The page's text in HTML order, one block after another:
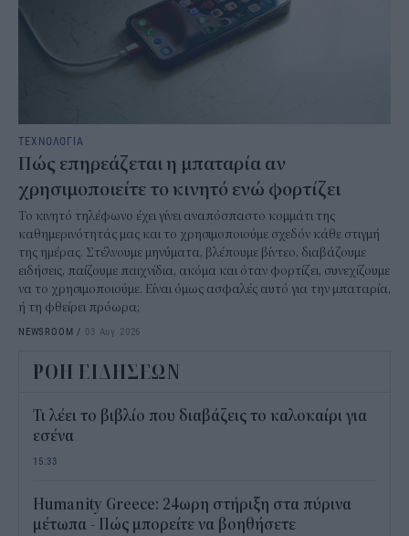
ΤΕΧΝΟΛΟΓΙΑ
Πώς επηρεάζεται η μπαταρία αν
χρησιμοποιείτε το κινητό ενώ φορτίζει
Το κινητό τηλέφωνο έχει γίνει αναπόσπαστο κομμάτι της
καθημερινότητάς μας και το χρησιμοποιούμε σχεδόν κάθε στιγμή
της ημέρας. Στέλνουμε μηνύματα, βλέπουμε βίντεο, διαβάζουμε
ειδήσεις, παίζουμε παιχνίδια, ακόμα και όταν φορτίζει, συνεχίζουμε
να το χρησιμοποιούμε. Είναι όμως ασφαλές αυτό για την μπαταρία,
ή τη φθείρει πρόωρα;
NEWSROOM / 03 Αυγ 2026
ΡΟΗ ΕΙΔΗΣΕΩΝ
Τι λέει το βιβλίο που διαβάζεις το καλοκαίρι για
εσένα
15:33
Humanity Greece: 24ωρη στήριξη στα πύρινα
μέτωπα - Πώς μπορείτε να βοηθήσετε